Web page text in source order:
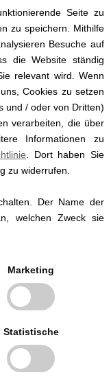
Seite zu
zu speichern. Mithilfe
Besuche auf
die Website ständig
relevant wird. Wenn
Cookies zu setzen
und / oder von Dritten)
verarbeiten, die über
Informationen zu
. Dort haben Sie
zu widerrufen.
Der Name der
welchen Zweck sie
Marketing
Statistische
er
Serie
Overall
Start
oder